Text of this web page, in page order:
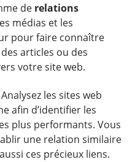
de relations
médias et les
pour faire connaître
articles ou des
votre site web.
les sites web
afin d’identifier les
plus performants. Vous
une relation similaire
ces précieux liens.